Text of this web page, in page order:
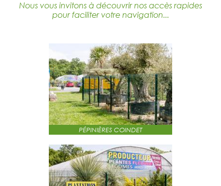
Nous vous invitons à découvrir nos accès rapides
pour faciliter votre navigation...
PÉPINIÈRES COINDET